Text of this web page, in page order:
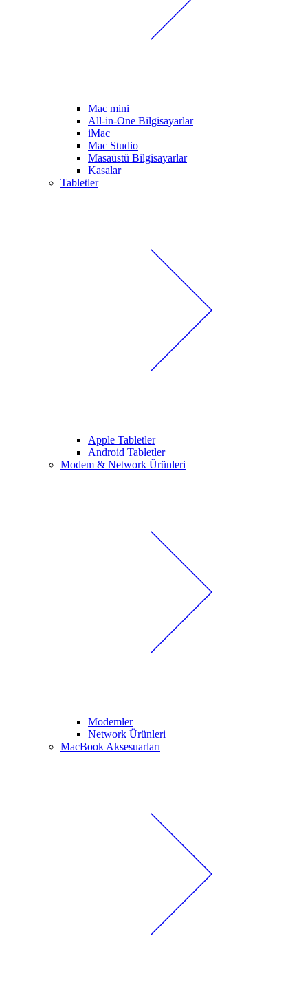
Mac mini
All-in-One Bilgisayarlar
iMac
Mac Studio
Masaüstü Bilgisayarlar
Kasalar
Tabletler
Apple Tabletler
Android Tabletler
Modem & Network Ürünleri
Modemler
Network Ürünleri
MacBook Aksesuarları